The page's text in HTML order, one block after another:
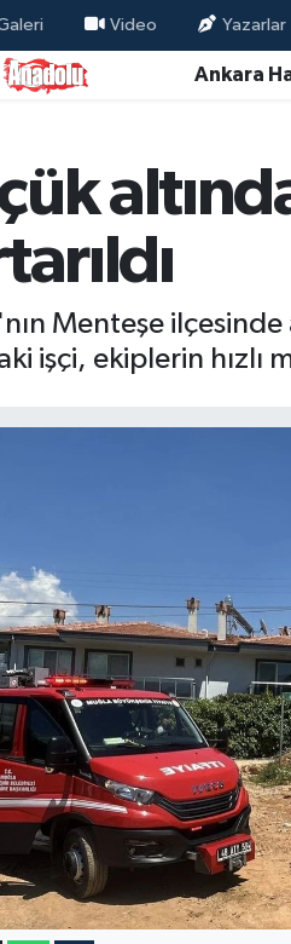
Video Yazarlar
Ankara
Menteşe ilçesinde
işçi, ekiplerin hızlı